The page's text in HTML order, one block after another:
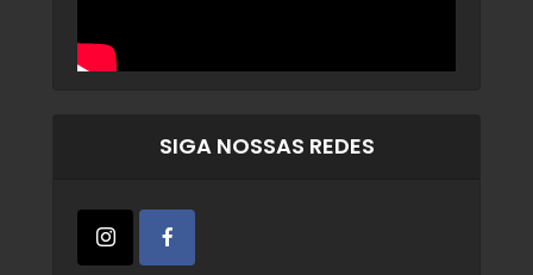
SIGA NOSSAS REDES